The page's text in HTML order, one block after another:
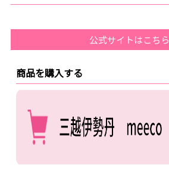
公式サイトはこちら
商品を購入する